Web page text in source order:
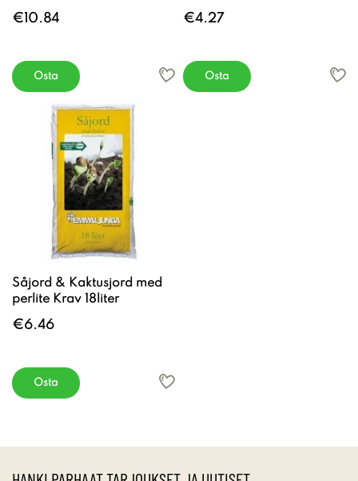
€10.84
Osta
€4.27
Osta
Såjord & Kaktusjord med
perlite Krav 18liter
€6.46
Osta